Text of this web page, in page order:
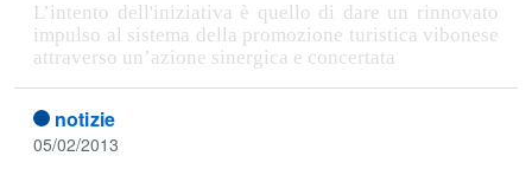
L’intento dell'iniziativa è quello di dare un rinnovato
impulso al sistema della promozione turistica vibonese
attraverso un’azione sinergica e concertata
notizie
05/02/2013